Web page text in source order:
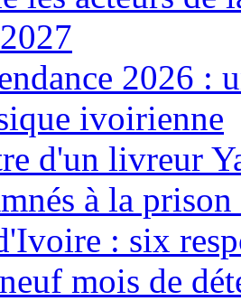
2026 :
ivoirienne
d'un livreur
à la
: six
mois de